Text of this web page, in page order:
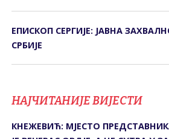
ЕПИСКОП СЕРГИЈЕ: ЈАВНА
СРБИЈЕ
НАЈЧИТАНИЈЕ ВИЈЕСТИ
КНЕЖЕВИЋ: МЈЕСТО